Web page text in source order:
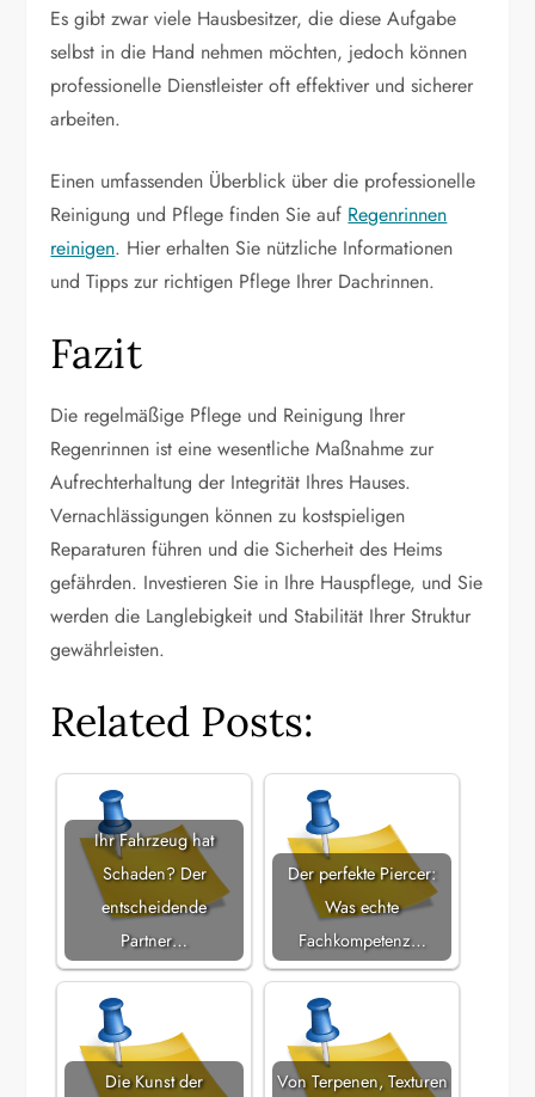
Es gibt zwar viele Hausbesitzer, die diese Aufgabe
selbst in die Hand nehmen möchten, jedoch können
professionelle Dienstleister oft effektiver und sicherer
arbeiten.
Einen umfassenden Überblick über die professionelle
Reinigung und Pflege finden Sie auf Regenrinnen
reinigen. Hier erhalten Sie nützliche Informationen
und Tipps zur richtigen Pflege Ihrer Dachrinnen.
Fazit
Die regelmäßige Pflege und Reinigung Ihrer
Regenrinnen ist eine wesentliche Maßnahme zur
Aufrechterhaltung der Integrität Ihres Hauses.
Vernachlässigungen können zu kostspieligen
Reparaturen führen und die Sicherheit des Heims
gefährden. Investieren Sie in Ihre Hauspflege, und Sie
werden die Langlebigkeit und Stabilität Ihrer Struktur
gewährleisten.
Related Posts:
Ihr Fahrzeug hat
Schaden? Der
entscheidende
Partner…
Der perfekte Piercer:
Was echte
Fachkompetenz…
Die Kunst der Von Terpenen, Texturen